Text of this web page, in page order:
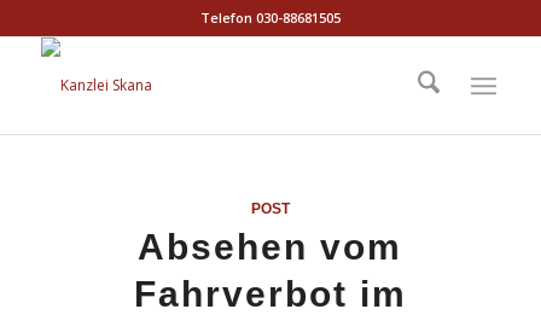
Telefon 030-88681505
POST
Absehen vom
Fahrverbot im